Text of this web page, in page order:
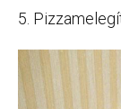
5.